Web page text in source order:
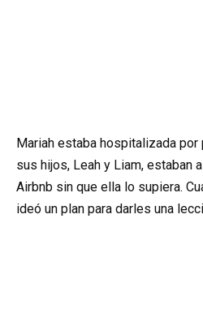
Mariah estaba hospitalizada
sus hijos, Leah y Liam, estaban
Airbnb sin que ella lo supiera.
ideó un plan para darles una